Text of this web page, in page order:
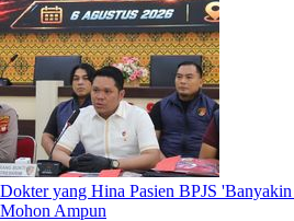
Dokter yang Hina Pasien BPJS
Mohon Ampun